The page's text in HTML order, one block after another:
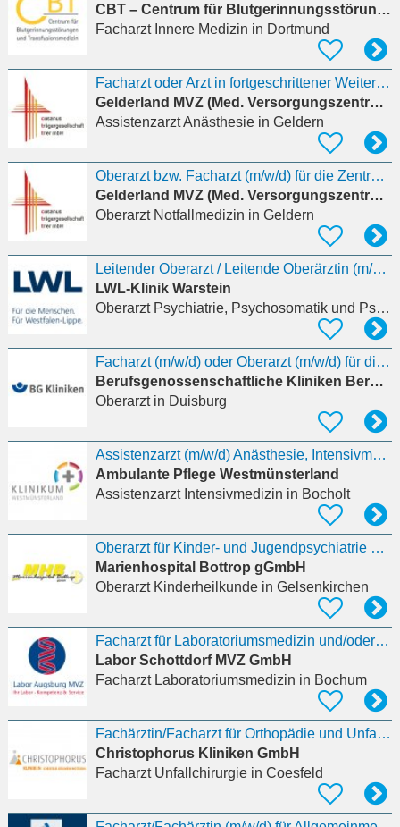
CBT – Centrum für Blutgerinnungsstörungen und Transfusionsmedizin
Facharzt Innere Medizin in Dortmund
Facharzt oder Arzt in fortgeschrittener Weiterbildung (m/w/d) für die Klinik für Anästhesiologie
Gelderland MVZ (Med. Versorgungszentrum)
Assistenzarzt Anästhesiein Geldern
Oberarzt bzw. Facharzt (m/w/d) für die Zentrale Notaufnahme in TZ/VZ
Gelderland MVZ (Med. Versorgungszentrum)
Oberarzt Notfallmedizin in Geldern
Leitender Oberarzt / Leitende Oberärztin (m/w/d) Psychiatrie
LWL-Klinik Warstein
Oberarzt Psychiatrie, Psychosomatik und Psychotherapie
Facharzt (m/w/d) oder Oberarzt (m/w/d) für die Klinik für Schmerzmedizin
Berufsgenossenschaftliche Kliniken Bergmannstrost
Oberarztin Duisburg
Assistenzarzt (m/w/d) Anästhesie, Intensivmedizin, Notfallmedizin und Schmerztherapie
Ambulante Pflege Westmünsterland
Assistenzarzt Intensivmedizin in Bocholt
Oberarzt für Kinder- und Jugendpsychiatrie und -psychotherapie (m/w/d)
Marienhospital Bottrop gGmbH
Oberarzt Kinderheilkundein Gelsenkirchen
Facharzt für Laboratoriumsmedizin und/oder Facharzt für Mikrobiologie, Virologie und
Labor Schottdorf MVZ GmbH
Facharzt Laboratoriumsmedizin in Bochum
Fachärztin/Facharzt für Orthopädie und Unfallchirurgie für das SPZ
Christophorus Kliniken GmbH
Facharzt Unfallchirurgiein Coesfeld